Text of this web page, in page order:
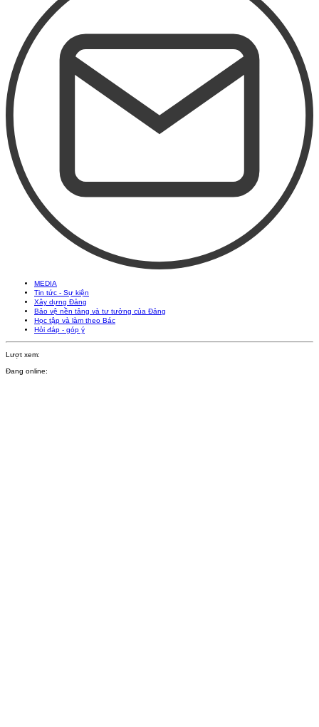
MEDIA
Tin tức - Sự kiện
Xây dựng Đảng
Bảo vệ nền tảng và tư tưởng của Đảng
Học tập và làm theo Bác
Hỏi đáp - góp ý
Lượt xem:
Đang online: